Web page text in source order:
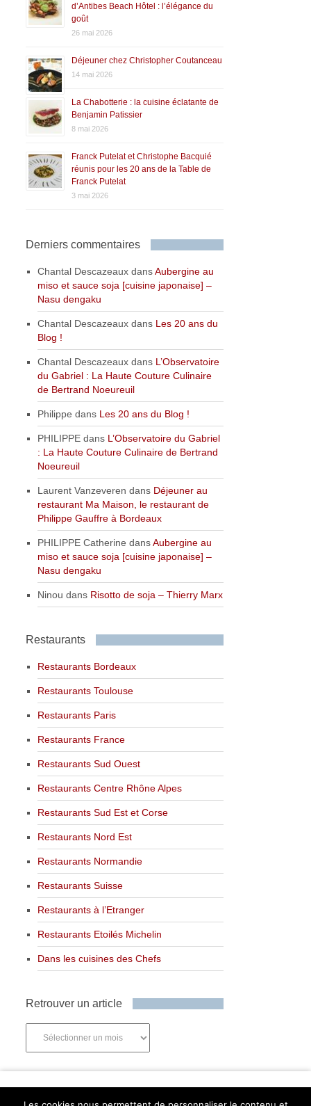
d’Antibes Beach Hôtel : l’élégance du
goût
26 mai 2026
Déjeuner chez Christopher Coutanceau
14 mai 2026
La Chabotterie : la cuisine éclatante de
Benjamin Patissier
8 mai 2026
Franck Putelat et Christophe Bacquié
réunis pour les 20 ans de la Table de
Franck Putelat
3 mai 2026
Derniers commentaires
Chantal Descazeaux dansAubergine au
miso et sauce soja [cuisine japonaise] –
Nasu dengaku
Chantal Descazeaux dans Les 20 ans du
Blog !
Chantal Descazeaux dans L’Observatoire
du Gabriel : La Haute Couture Culinaire
de Bertrand Noeureuil
Philippe dans Les 20 ans du Blog !
PHILIPPE dans L’Observatoire du Gabriel
: La Haute Couture Culinaire de Bertrand
Noeureuil
Laurent Vanzeveren dans Déjeuner au
restaurant Ma Maison, le restaurant de
Philippe Gauffre à Bordeaux
PHILIPPE Catherine dansAubergine au
miso et sauce soja [cuisine japonaise] –
Nasu dengaku
Ninou dans Risotto de soja – Thierry Marx
Restaurants
Restaurants Bordeaux
Restaurants Toulouse
Restaurants Paris
Restaurants France
Restaurants Sud Ouest
Restaurants Centre Rhône Alpes
Restaurants Sud Est et Corse
Restaurants Nord Est
Restaurants Normandie
Restaurants Suisse
Restaurants à l’Etranger
Restaurants Etoilés Michelin
Dans les cuisines des Chefs
Retrouver un article